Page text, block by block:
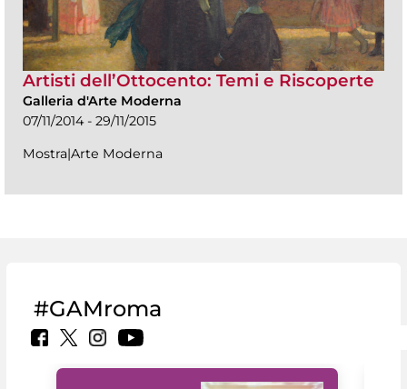
Artisti dell’Ottocento: Temi e Riscoperte
Galleria d'Arte Moderna
07/11/2014 - 29/11/2015
Mostra|Arte Moderna
#GAMroma